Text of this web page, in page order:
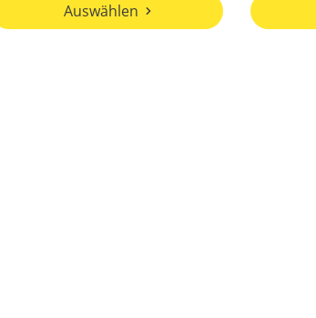
Auswählen